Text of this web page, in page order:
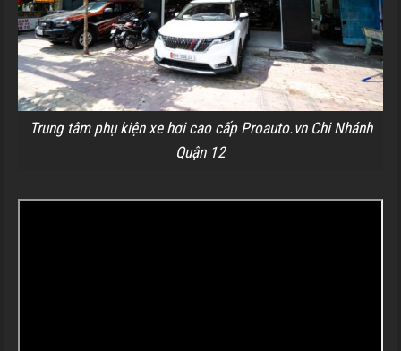
Trung tâm phụ kiện xe hơi cao cấp Proauto.vn Chi Nhánh
Quận 12